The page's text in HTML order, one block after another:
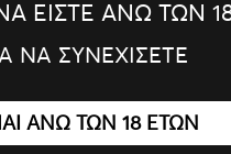
ΕΙΣΤΕ ΑΝΩ ΤΩΝ
ΝΑ ΣΥΝΕΧΙΣΕΤΕ
ΑΝΩ ΤΩΝ 18 ΕΤΩΝ